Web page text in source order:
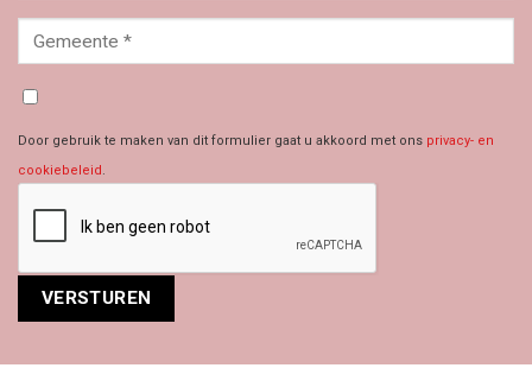
Door gebruik te maken van dit formulier gaat u akkoord met ons privacy- en
cookiebeleid